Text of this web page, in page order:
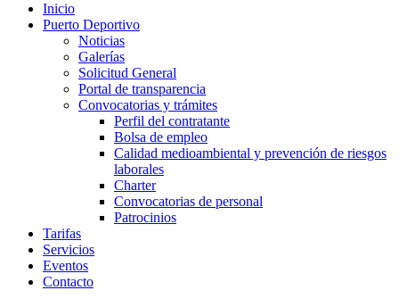
Inicio
Puerto Deportivo
Noticias
Galerías
Solicitud General
Portal de transparencia
Convocatorias y trámites
Perfil del contratante
Bolsa de empleo
Calidad medioambiental y prevención de riesgos
laborales
Charter
Convocatorias de personal
Patrocinios
Tarifas
Servicios
Eventos
Contacto